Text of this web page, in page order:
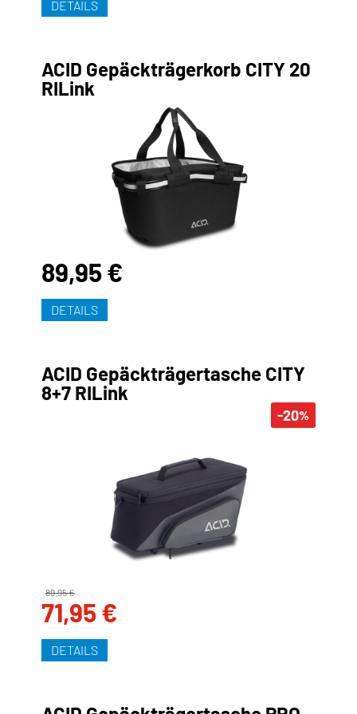
DETAILS
ACID Gepäckträgerkorb CITY 20
RILink
89,95 €
DETAILS
-20%
ACID Gepäckträgertasche CITY
8+7 RILink
71,95 €
89,95 €
DETAILS